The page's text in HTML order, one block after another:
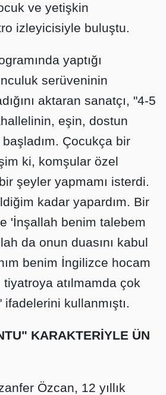
ve yetişkin
izleyicisiyle buluştu.
yaptığı
serüveninin
aktaran sanatçı, "4-5
eşin, dostun
Çocukça bir
ki, komşular özel
şeyler yapmamı isterdi.
kadar yapardım. Bir
'İnşallah benim talebem
da onun duasını kabul
benim İngilizce hocam
tiyatroya atılmamda çok
kullanmıştı.
KARAKTERİYLE ÜN
Özcan, 12 yıllık